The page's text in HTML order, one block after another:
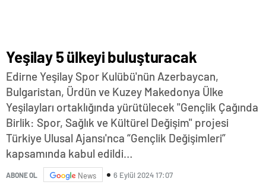
Yeşilay 5 ülkeyi buluşturacak
Edirne Yeşilay Spor Kulübü'nün Azerbaycan,
Bulgaristan, Ürdün ve Kuzey Makedonya Ülke
Yeşilayları ortaklığında yürütülecek "Gençlik Çağında
Birlik: Spor, Sağlık ve Kültürel Değişim" projesi
Türkiye Ulusal Ajansı'nca “Gençlik Değişimleri”
kapsamında kabul edildi…
ABONE OL News 6 Eylül 2024 17:07